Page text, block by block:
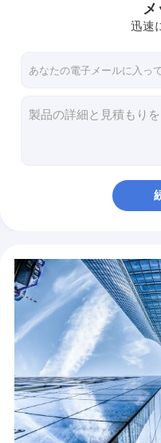
Factory Best A3 LED Printing Machine Multifunctional
Hotels Digital ab crystal film label
多目的高速インクジェットはびんのマグの
Hotels DTF Printer Printing Machine Wide Film Roll To
Garment Shops C650 D650 E650 Powder
Building Material Stores Letop 6Ft High
Digital Handheld Printer M7 Inkjet Printer M7 Color Handjet
迅速